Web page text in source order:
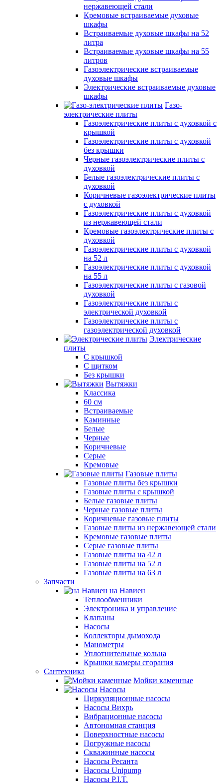
нержавеющей стали
Кремовые встраиваемые духовые
шкафы
Встраиваемые духовые шкафы на 52
литра
Встраиваемые духовые шкафы на 55
литров
Газоэлектрические встраиваемые
духовые шкафы
Электрические встраиваемые духовые
шкафы
Газо-
электрические плиты
Газоэлектрические плиты с духовкой с
крышкой
Газоэлектрические плиты с духовкой
без крышки
Черные газоэлектрические плиты с
духовкой
Белые газоэлектрические плиты с
духовкой
Коричневые газоэлектрические плиты
с духовкой
Газоэлектрические плиты с духовкой
из нержавеющей стали
Кремовые газоэлектрические плиты с
духовкой
Газоэлектрические плиты с духовкой
на 52 л
Газоэлектрические плиты с духовкой
на 55 л
Газоэлектрические плиты с газовой
духовкой
Газоэлектрические плиты с
электрической духовкой
Газоэлектрические плиты с
газоэлектрической духовкой
Электрические
плиты
С крышкой
С щитком
Без крышки
Вытяжки
Классика
60 см
Встраиваемые
Каминные
Белые
Черные
Коричневые
Серые
Кремовые
Газовые плиты
Газовые плиты без крышки
Газовые плиты с крышкой
Белые газовые плиты
Черные газовые плиты
Коричневые газовые плиты
Газовые плиты из нержавеющей стали
Кремовые газовые плиты
Серые газовые плиты
Газовые плиты на 42 л
Газовые плиты на 52 л
Газовые плиты на 63 л
Запчасти
на Навиен
Теплообменники
Электроника и управление
Клапаны
Насосы
Коллекторы дымохода
Манометры
Уплотнительные кольца
Крышки камеры сгорания
Сантехника
Мойки каменные
Насосы
Циркуляционные насосы
Насосы Вихрь
Вибрационные насосы
Автономная станция
Поверхностные насосы
Погружные насосы
Скважинные насосы
Насосы Ресанта
Насосы Unipump
Насосы P.I.T.